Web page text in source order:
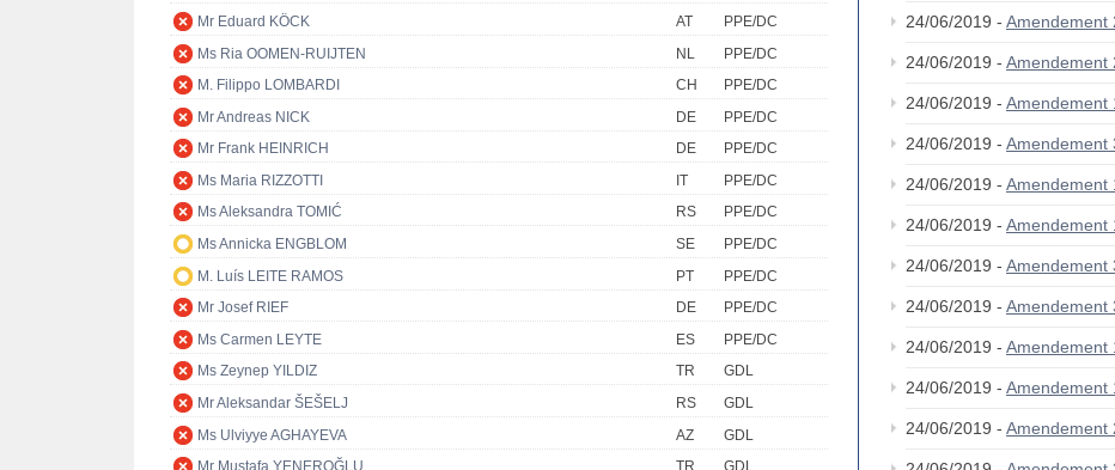
Mr Eduard KÖCK
AT
PPE/DC
Ms Ria OOMEN-RUIJTEN
NL
PPE/DC
M. Filippo LOMBARDI
CH
PPE/DC
Mr Andreas NICK
DE
PPE/DC
Mr Frank HEINRICH
DE
PPE/DC
Ms Maria RIZZOTTI
IT
PPE/DC
Ms Aleksandra TOMIĆ
RS
PPE/DC
Ms Annicka ENGBLOM
SE
PPE/DC
M. Luís LEITE RAMOS
PT
PPE/DC
Mr Josef RIEF
DE
PPE/DC
Ms Carmen LEYTE
ES
PPE/DC
Ms Zeynep YILDIZ
TR
GDL
Mr Aleksandar ŠEŠELJ
RS
GDL
Ms Ulviyye AGHAYEVA
AZ
GDL
24/06/2019 - Amendement
24/06/2019 - Amendement
24/06/2019 - Amendement
24/06/2019 - Amendement
24/06/2019 - Amendement
24/06/2019 - Amendement
24/06/2019 - Amendement
24/06/2019 - Amendement
24/06/2019 - Amendement
24/06/2019 - Amendement
24/06/2019 - Amendement